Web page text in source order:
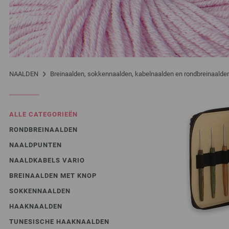
NAALDEN Breinaalden, sokkennaalden, kabelnaalden en
ALLE CATEGORIEËN
RONDBREINAALDEN
NAALDPUNTEN
NAALDKABELS VARIO
BREINAALDEN MET KNOP
SOKKENNAALDEN
HAAKNAALDEN
TUNESISCHE HAAKNAALDEN